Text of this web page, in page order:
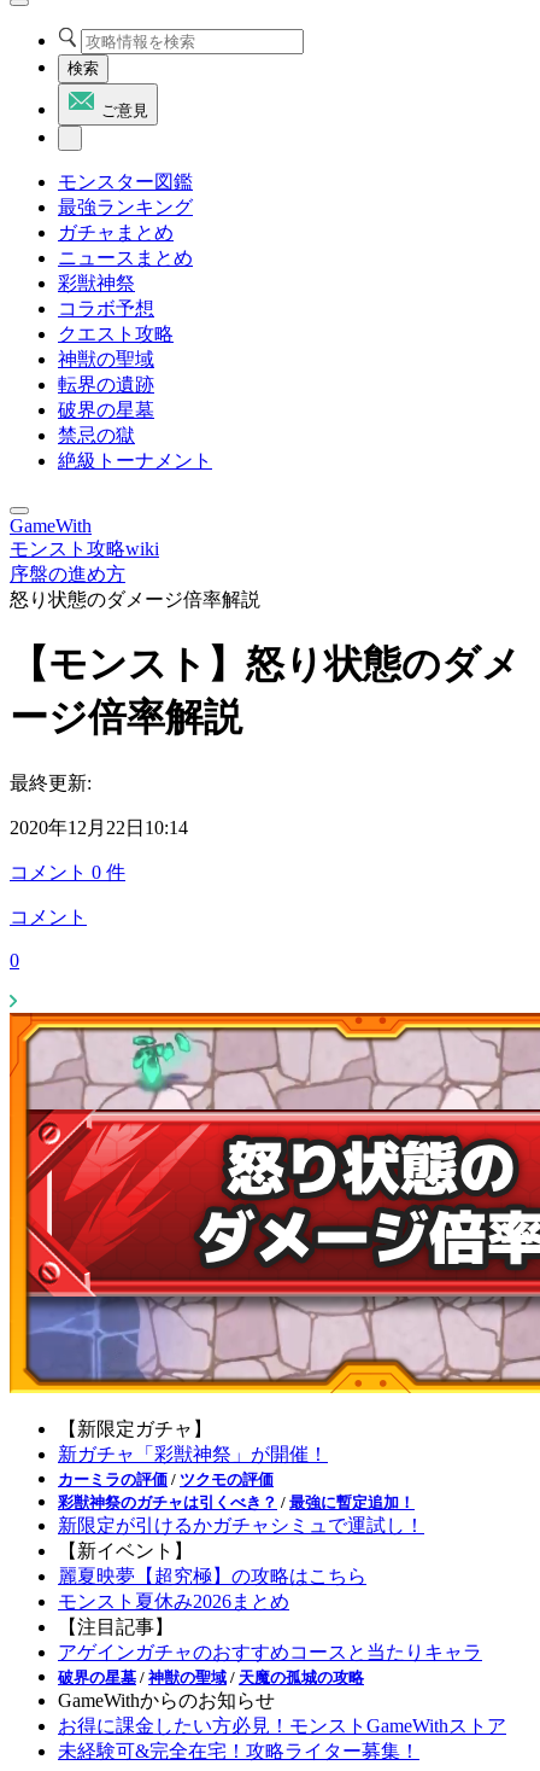
検索
ご意見
モンスター図鑑
最強ランキング
ガチャまとめ
ニュースまとめ
彩獣神祭
コラボ予想
クエスト攻略
神獣の聖域
転界の遺跡
破界の星墓
禁忌の獄
絶級トーナメント
GameWith
モンスト攻略wiki
序盤の進め方
怒り状態のダメージ倍率解説
【モンスト】怒り状態のダメ
ージ倍率解説
最終更新:
2020年12月22日10:14
コメント 0 件
コメント
0
【新限定ガチャ】
新ガチャ「彩獣神祭」が開催！
カーミラの評価 / ツクモの評価
彩獣神祭のガチャは引くべき？ / 最強に暫定追加！
新限定が引けるかガチャシミュで運試し！
【新イベント】
麗夏映夢【超究極】の攻略はこちら
モンスト夏休み2026まとめ
【注目記事】
アゲインガチャのおすすめコースと当たりキャラ
破界の星墓 / 神獣の聖域 / 天魔の孤城の攻略
GameWithからのお知らせ
お得に課金したい方必見！モンストGameWithストア
未経験可&完全在宅！攻略ライター募集！